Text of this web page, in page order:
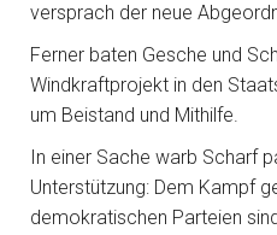
versprach der neue
Ferner baten Gesche und
Windkraftprojekt in den
um Beistand und Mithilfe.
In einer Sache warb Scharf
Unterstützung: Dem Kampf
demokratischen Parteien